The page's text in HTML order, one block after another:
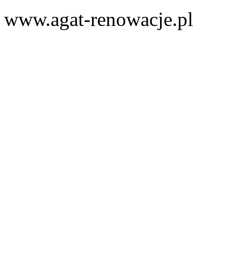
www.agat-renowacje.pl